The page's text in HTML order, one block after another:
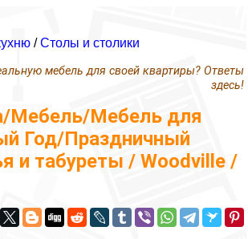
/Столы и столики
мебель для своей квартиры? Ответы
здесь!
Мебель/Мебель для
Год/Праздничный
и табуреты / Woodville /